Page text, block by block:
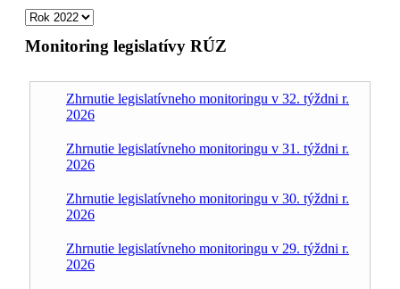
Monitoring legislatívy RÚZ
Zhrnutie legislatívneho monitoringu v 32. týždni r.
2026
Zhrnutie legislatívneho monitoringu v 31. týždni r.
2026
Zhrnutie legislatívneho monitoringu v 30. týždni r.
2026
Zhrnutie legislatívneho monitoringu v 29. týždni r.
2026